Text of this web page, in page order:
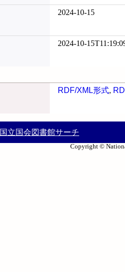
2024-10-15
2024-10-
RDF/XML形式,
国立国会図書館サーチ
Copyright ©